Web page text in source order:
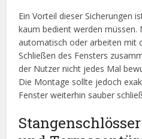
Ein Vorteil dieser Sicherungen
kaum bedient werden müssen.
automatisch oder arbeiten mit
Schließen des Fensters
der Nutzer nicht jedes Mal
Die Montage sollte jedoch
Fenster weiterhin sauber